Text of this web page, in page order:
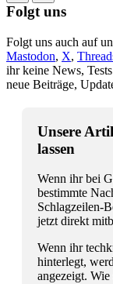
Folgt uns
Folgt uns auch auf
Mastodon, X,
ihr keine News,
neue Beiträge,
Unsere
lassen
Wenn ihr bei
bestimmte
Schlagzeilen-
jetzt direkt
Wenn ihr
hinterlegt,
angezeigt. Wie